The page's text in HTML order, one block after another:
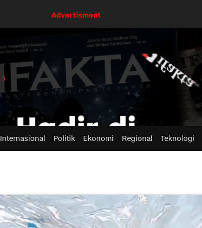
Advertisment
Internasional Politik Ekonomi Regional Teknologi